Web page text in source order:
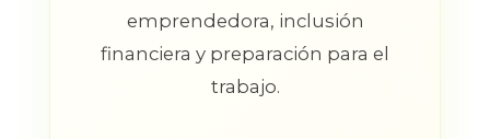
emprendedora, inclusión
financiera y preparación para el
trabajo.